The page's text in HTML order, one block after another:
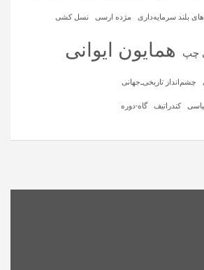
بلند سرمایه‌داری مژده ارسی نسل کشی
چپ همایون ایوانی
چشم‌انداز تاریخی‌ـ‌جهانی
کندراتیف گاه-دوره